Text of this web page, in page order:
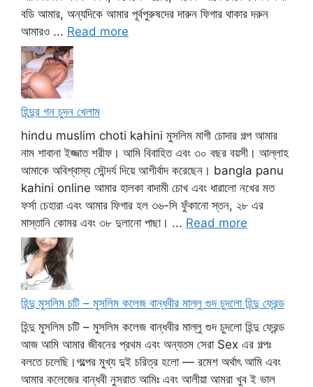
বডি আমার, অন্যদিকে আমার পূর্বপুরুষদের দারুন ফিগার থাকার দরুন
আমারও ... Read more
হিন্দুর গন চুদন খেলাম
hindu muslim choti kahini মুসলিম মাগী চোদার গল্প আমার
নাম শাবানা ইজ্জাত শরীফ। আমি বিবাহিত এবং ৩০ বছর বয়সী। আল্লাহ
আমাকে অবিশ্বাস্য সৌন্দর্য দিয়ে আশীর্বাদ করেছেন। bangla panu
kahini online আমার হালকা বাদামী চোখ এবং ধারালো নখের মত
ফর্সা চেহারা এবং আমার ফিগার হল ৩৬-সি ফুঁকানো স্তন, ২৮ এর
মাস্তানি কোমর এবং ৩৮ দুলানো পাছা। ... Read more
হিন্দু মুসলিম চটি – মুসলিম কলেজ বান্ধবীর মাল্লু গুদ চুদলো হিন্দু ফ্রেন্ড
হিন্দু মুসলিম চটি – মুসলিম কলেজ বান্ধবীর মাল্লু গুদ চুদলো হিন্দু ফ্রেন্ড
আজ আমি আমার জীবনের প্রথম এবং অন্যতম সেরা Sex এর গল্পঃ
বলতে চলেছি।গল্পের মুখ্য দুই চরিত্র হলো — রমেশ অর্থাৎ আমি এবং
আমার কলেজের বান্ধবী নুসরাত আমিঃ এবং আলীয়া আমরা খুব ই ভাল